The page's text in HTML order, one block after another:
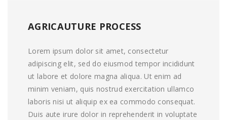
AGRICAUTURE PROCESS
Lorem ipsum dolor sit amet, consectetur
adipiscing elit, sed do eiusmod tempor incididunt
ut labore et dolore magna aliqua. Ut enim ad
minim veniam, quis nostrud exercitation ullamco
laboris nisi ut aliquip ex ea commodo consequat.
Duis aute irure dolor in reprehenderit in voluptate